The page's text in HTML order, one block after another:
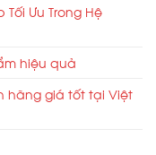
Ưu Trong Hệ
hiệu quả
hãng giá tốt tại Việt